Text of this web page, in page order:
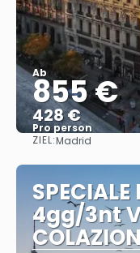
Ab
855 €
428 €
Pro person
ZIEL:Madrid
4gg/3nt